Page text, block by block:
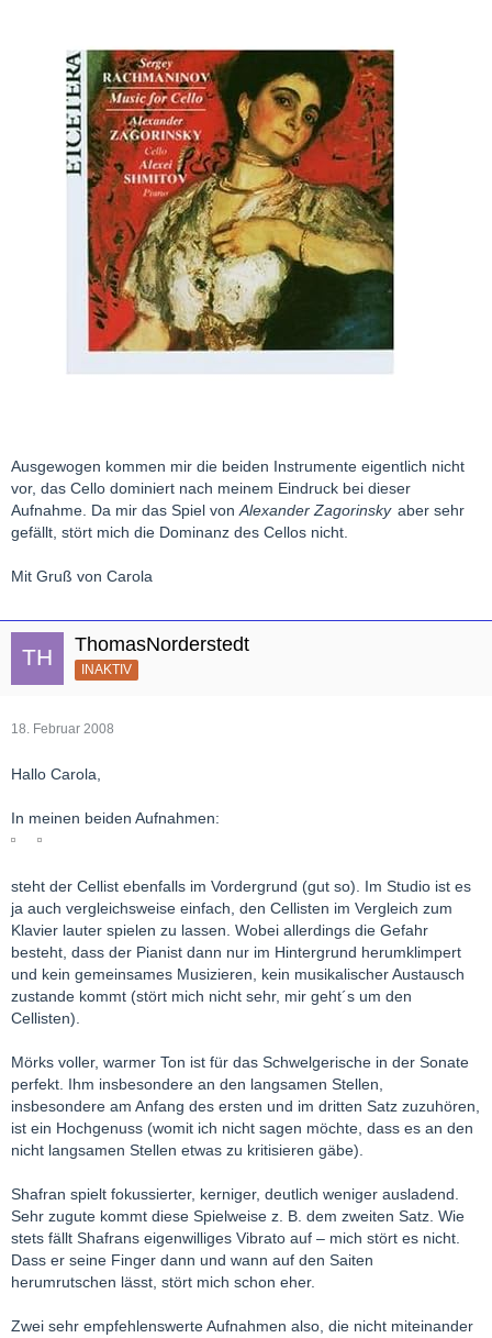
Ausgewogen kommen mir die beiden Instrumente eigentlich nicht
vor, das Cello dominiert nach meinem Eindruck bei dieser
Aufnahme. Da mir das Spiel vonAlexander Zagorinsky aber sehr
gefällt, stört mich die Dominanz des Cellos nicht.
Mit Gruß von Carola
ThomasNorderstedt
INAKTIV
18. Februar 2008
Hallo Carola,
In meinen beiden Aufnahmen:
steht der Cellist ebenfalls im Vordergrund (gut so). Im Studio ist es
ja auch vergleichsweise einfach, den Cellisten im Vergleich zum
Klavier lauter spielen zu lassen. Wobei allerdings die Gefahr
besteht, dass der Pianist dann nur im Hintergrund herumklimpert
und kein gemeinsames Musizieren, kein musikalischer Austausch
zustande kommt (stört mich nicht sehr, mir geht´s um den
Cellisten).
Mörks voller, warmer Ton ist für das Schwelgerische in der Sonate
perfekt. Ihm insbesondere an den langsamen Stellen,
insbesondere am Anfang des ersten und im dritten Satz zuzuhören,
ist ein Hochgenuss (womit ich nicht sagen möchte, dass es an den
nicht langsamen Stellen etwas zu kritisieren gäbe).
Shafran spielt fokussierter, kerniger, deutlich weniger ausladend.
Sehr zugute kommt diese Spielweise z. B. dem zweiten Satz. Wie
stets fällt Shafrans eigenwilliges Vibrato auf – mich stört es nicht.
Dass er seine Finger dann und wann auf den Saiten
herumrutschen lässt, stört mich schon eher.
Zwei sehr empfehlenswerte Aufnahmen also, die nicht miteinander